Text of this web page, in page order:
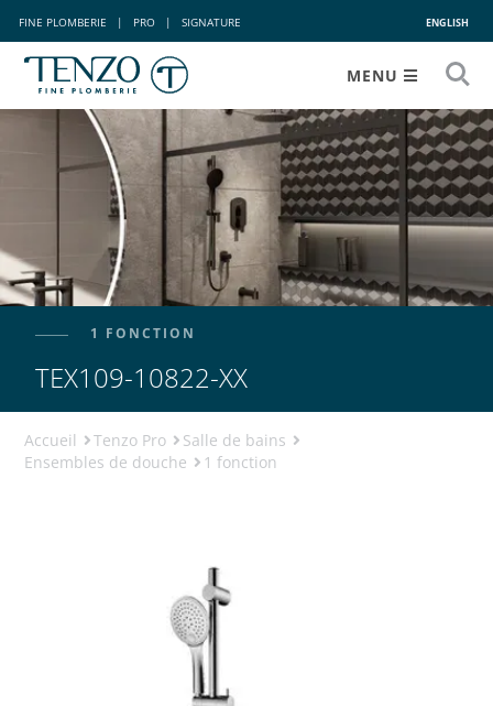
FINE PLOMBERIE | PRO | SIGNATURE ENGLISH
MENU
1 FONCTION
TEX109-10822-XX
Accueil Tenzo Pro
Salle de bains
Ensembles de douche
1 fonction